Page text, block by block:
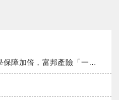
「一期逐夢」專案加碼遠距醫療與緊急救援